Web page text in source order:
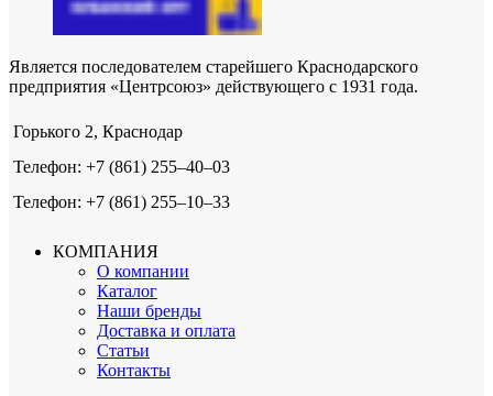
Является последователем старейшего Краснодарского
предприятия «Центрсоюз» действующего с 1931 года.
Горького 2, Краснодар
Телефон: +7 (861) 255‒40‒03
Телефон: +7 (861) 255‒10‒33
КОМПАНИЯ
О компании
Каталог
Наши бренды
Доставка и оплата
Статьи
Контакты